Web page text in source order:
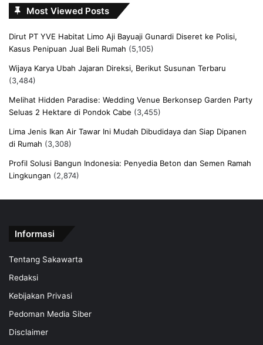
Most Viewed Posts
Dirut PT YVE Habitat Limo Aji Bayuaji Gunardi Diseret ke Polisi,
Kasus Penipuan Jual Beli Rumah (5,105)
Wijaya Karya Ubah Jajaran Direksi, Berikut Susunan Terbaru
(3,484)
Melihat Hidden Paradise: Wedding Venue Berkonsep Garden Party
Seluas 2 Hektare di Pondok Cabe (3,455)
Lima Jenis Ikan Air Tawar Ini Mudah Dibudidaya dan Siap Dipanen
di Rumah (3,308)
Profil Solusi Bangun Indonesia: Penyedia Beton dan Semen Ramah
Lingkungan (2,874)
Informasi
Tentang Sakawarta
Redaksi
Kebijakan Privasi
Pedoman Media Siber
Disclaimer